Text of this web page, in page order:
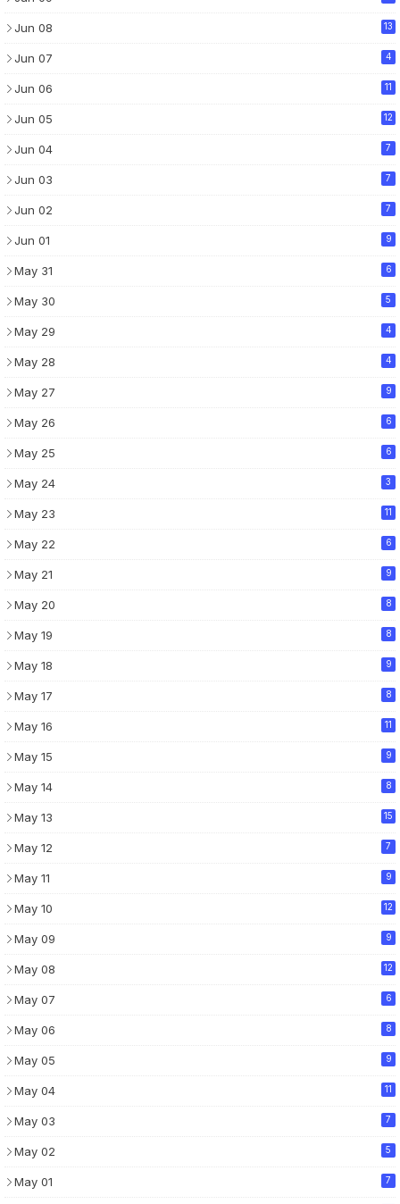
Jun 08 13
Jun 07 4
Jun 06 11
Jun 05 12
Jun 04 7
Jun 03 7
Jun 02 7
Jun 01 9
May 31 6
May 30 5
May 29 4
May 28 4
May 27 9
May 26 6
May 25 6
May 24 3
May 23 11
May 22 6
May 21 9
May 20 8
May 19 8
May 18 9
May 17 8
May 16 11
May 15 9
May 14 8
May 13 15
May 12 7
May 11 9
May 10 12
May 09 9
May 08 12
May 07 6
May 06 8
May 05 9
May 04 11
May 03 7
May 02 5
May 01 7